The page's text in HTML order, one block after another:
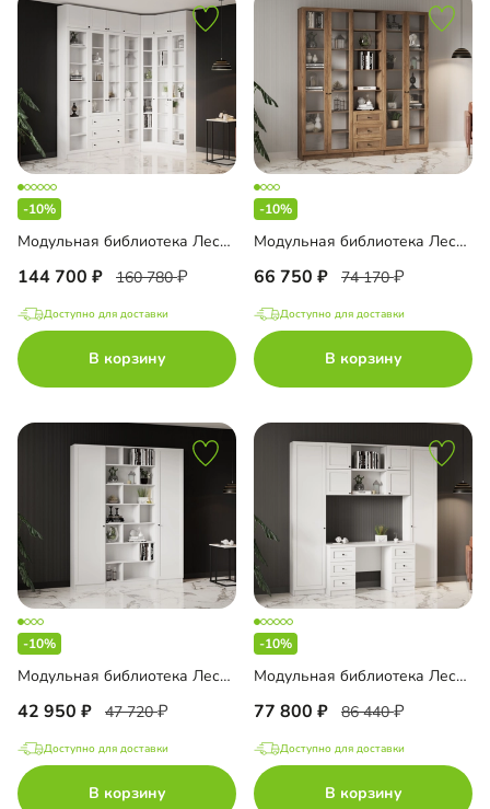
-10%
Модульная библиотека Лестер-4
144 700 160 780
Доступно для доставки
В корзину
-10%
Модульная библиотека Лестер-5
66 750 74 170
Доступно для доставки
В корзину
-10%
Модульная библиотека Лестер-6
42 950 47 720
Доступно для доставки
В корзину
-10%
Модульная библиотека Лестер-7
77 800 86 440
Доступно для доставки
В корзину